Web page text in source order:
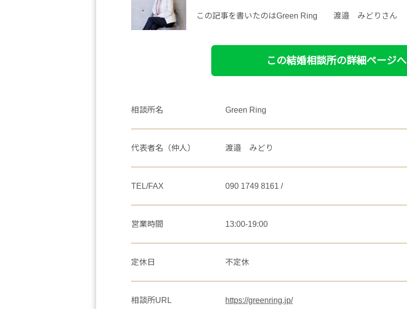
この記事を書いたのはGreen Ring 渡邉 みどりさん
この結婚相談所の詳細ページへ
相談所名 Green Ring
代表者名（仲人） 渡邉 みどり
TEL/FAX 090 1749 8161 /
営業時間 13:00-19:00
定休日 不定休
相談所URL https://greenring.jp/